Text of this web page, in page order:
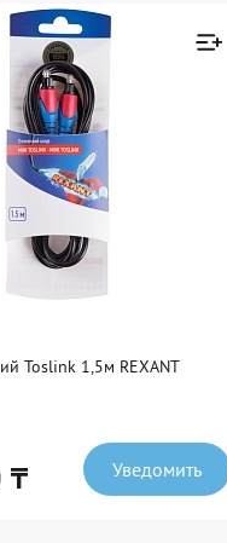
шт
Товар добавлен к
Перейти
Toslink 1,5м REXANT
₸ Уведомить